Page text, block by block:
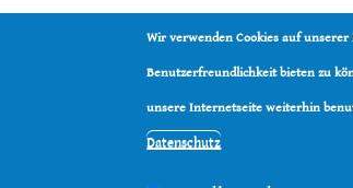
Wir verwenden Cookies auf
Benutzerfreundlichkeit bieten zu
unsere Internetseite weiterhin
Datenschutz